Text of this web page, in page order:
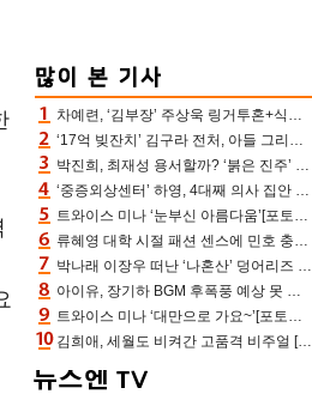
차예련, ‘김부장’ 주상욱 링거투혼+식스팩 비화 “옷 벗는데 아저씨는 안 된다고”(차장금)
‘17억 빚잔치’ 김구라 전처, 아들 그리는 “나 뿐인데” 친엄마 챙기는 효심 눈길
박진희, 최재성 용서할까? ‘붉은 진주’ 오늘(7일) 결말 나온다
‘중증외상센터’ 하영, 4대째 의사 집안 인증 “증조부, 고종 황제 진료”(옥문아)[어제TV]
트와이스 미나 ‘눈부신 아름다움’[포토엔HD]
류혜영 대학 시절 패션 센스에 민호 충격 “레몬색 레깅스에 다리 없는 줄”(나혼산)
박나래 이장우 떠난 ‘나혼산’ 덩어리즈 왔다, 1인 1케이크에 팜유 전현무 충격[어제TV]
아이유, 장기하 BGM 후폭풍 예상 못 했나‥삭제 오보→윤가이까지 엮여 시끌
트와이스 미나 ‘대만으로 가요~’[포토엔HD]
김희애, 세월도 비켜간 고품격 비주얼 [포토엔HD]